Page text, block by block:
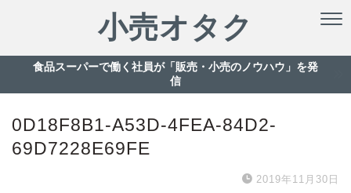
小売オタク
食品スーパーで働く社員が「販売・小売のノウハウ」を発
信
0D18F8B1-A53D-4FEA-84D2-
69D7228E69FE
2019年11月30日